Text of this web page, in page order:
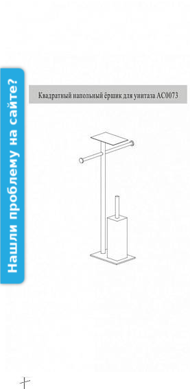
Нашли проблему на сайте?